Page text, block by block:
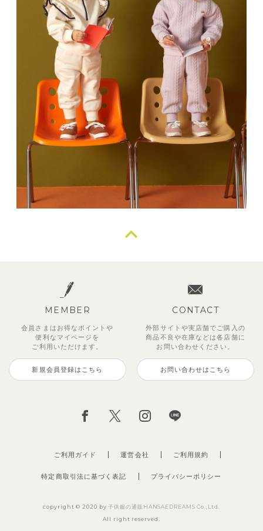
MEMBER
会員さまはお得なポイントや
便利な マイページを
ご利用いただけます。
新規会員登録はこちら
CONTACT
外部サイトや実店舗でご購入の
商品不良や在庫などは各店舗に
お問い合わせください。
お問い合わせはこちら
ご利用ガイド 運営会社
特定商取引法に基づく表記 プライバシーポリシー
ご利用規約
copyright © 2020 by子供服の通販HANSAEDREAMS Co.,Ltd.
All right reserved.